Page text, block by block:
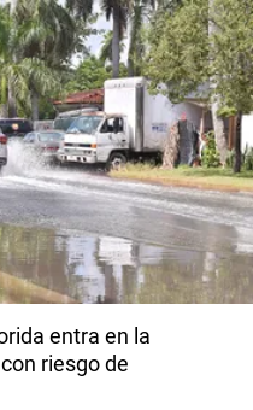
entra en la
riesgo de